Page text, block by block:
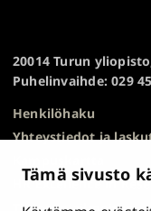
Tämä sivusto
20014 Turun
Puhelinvaihde: 029
Henkilöhaku
Yhteystiedot ja
HR Excellence in
Tietosuojailmoitus